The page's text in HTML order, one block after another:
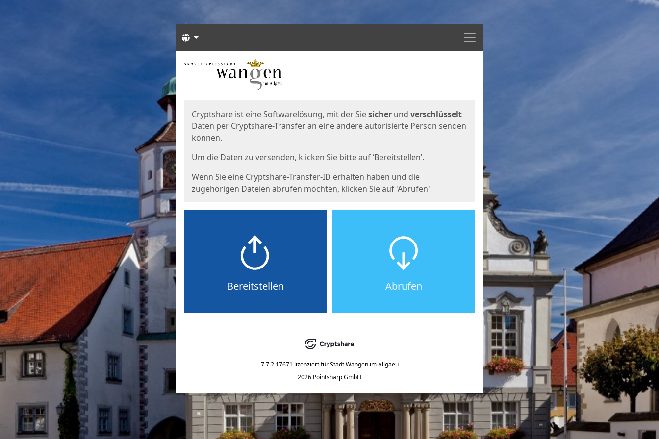
Menü
Sprachen
Start
Cryptshare ist eine Softwarelösung, mit der Siesicher und verschlüsselt
Daten per Cryptshare-Transfer an eine andere autorisierte Person senden
können.
Um die Daten zu versenden, klicken Sie bitte auf ‘Bereitstellen’.
Wenn Sie eine Cryptshare-Transfer-ID erhalten haben und die
zugehörigen Dateien abrufen möchten, klicken Sie auf 'Abrufen'.
Bereitstellen Abrufen
7.7.2.17671 lizenziert für Stadt Wangen im Allgaeu
2026 Pointsharp GmbH